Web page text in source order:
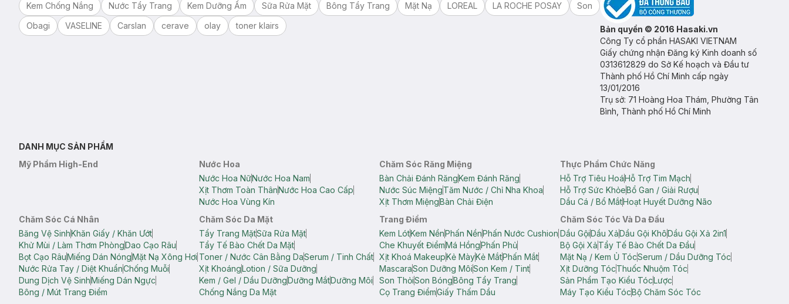
Kem Chống Nắng Nước Tẩy Trang Kem Dưỡng Ẩm Sữa Rửa Mặt Bông Tẩy Trang Mặt Nạ LOREAL LA ROCHE POSAY
Son
Obagi
VASELINE Carslan cerave olay toner klairs
Bản quyền © 2016 Hasaki.vn
Công Ty cổ phần HASAKI VIETNAM
Giấy chứng nhận Đăng ký Kinh doanh số
0313612829 do Sở Kế hoạch và Đầu tư
Thành phố Hồ Chí Minh cấp ngày
13/01/2016
Trụ sở: 71 Hoàng Hoa Thám, Phường Tân
Bình, Thành phố Hồ Chí Minh
DANH MỤC SẢN PHẨM
Mỹ Phẩm High-End
Nước Hoa
Nước Hoa NữNước Hoa Nam
Xịt Thơm Toàn ThânNước Hoa Cao Cấp
Nước Hoa Vùng Kín
Chăm Sóc Răng Miệng
Bàn Chải Đánh RăngKem Đánh Răng
Nước Súc MiệngTăm Nước / Chỉ Nha Khoa
Xịt Thơm MiệngBàn Chải Điện
Thực Phẩm Chức Năng
Hỗ Trợ Tiêu HoáHỗ Trợ Tim Mạch
Hỗ Trợ Sức KhỏeBổ Gan / Giải Rượu
Dầu Cá / Bổ MắtHoạt Huyết Dưỡng Não
Chăm Sóc Cá Nhân
Băng Vệ SinhKhăn Giấy / Khăn Ướt
Khử Mùi / Làm Thơm PhòngDao Cạo Râu
Bọt Cạo RâuMiếng Dán NóngMặt Nạ Xông Hơi
Nước Rửa Tay / Diệt KhuẩnChống Muỗi
Dung Dịch Vệ SinhMiếng Dán Ngực
Bông / Mút Trang Điểm
Chăm Sóc Da Mặt
Tẩy Trang MặtSữa Rửa Mặt
Tẩy Tế Bào Chết Da Mặt
Toner / Nước Cân Bằng DaSerum / Tinh Chất
Xịt KhoángLotion / Sữa Dưỡng
Kem / Gel / Dầu DưỡngDưỡng MắtDưỡng Môi
Chống Nắng Da Mặt
Trang Điểm
Kem LótKem NềnPhấn NềnPhấn Nước Cushion
Che Khuyết ĐiểmMá HồngPhấn Phủ
Xịt Khoá MakeupKẻ MàyKẻ MắtPhấn Mắt
MascaraSon Dưỡng MôiSon Kem / Tint
Son ThỏiSon BóngBông Tẩy Trang
Cọ Trang ĐiểmGiấy Thấm Dầu
Chăm Sóc Tóc Và Da Đầu
Dầu GộiDầu XảDầu Gội KhôDầu Gội Xả 2in1
Bộ Gội XảTẩy Tế Bào Chết Da Đầu
Mặt Nạ / Kem Ủ TócSerum / Dầu Dưỡng Tóc
Xịt Dưỡng TócThuốc Nhuộm Tóc
Sản Phẩm Tạo Kiểu TócLược
Máy Tạo Kiểu TócBộ Chăm Sóc Tóc